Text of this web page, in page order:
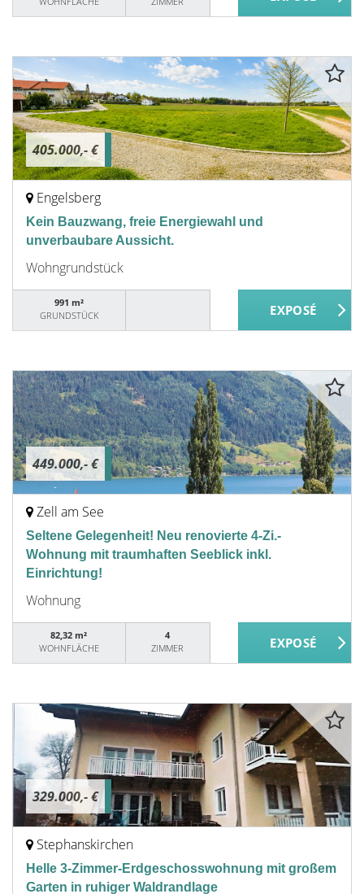
405.000,- €
Engelsberg
Kein Bauzwang, freie Energiewahl und
unverbaubare Aussicht.
Wohngrundstück
991 m²
GRUNDSTÜCK
449.000,- €
Zell am See
Seltene Gelegenheit! Neu renovierte 4-Zi.-
Wohnung mit traumhaften Seeblick inkl.
Einrichtung!
Wohnung
82,32 m²
WOHNFLÄCHE
4
ZIMMER
329.000,- €
Stephanskirchen
Helle 3-Zimmer-Erdgeschosswohnung mit großem
Garten in ruhiger Waldrandlage